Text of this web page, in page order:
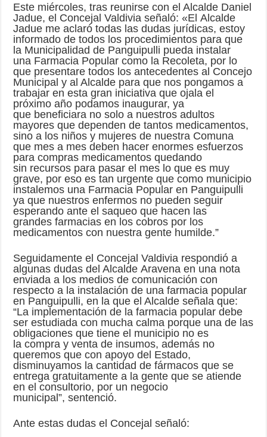
Este miércoles, tras reunirse con el Alcalde Daniel
Jadue, el Concejal Valdivia señaló: «El Alcalde
Jadue me aclaró todas las dudas jurídicas, estoy
informado de todos los procedimientos para que
la Municipalidad de Panguipulli pueda instalar
una Farmacia Popular como la Recoleta, por lo
que presentare todos los antecedentes al Concejo
Municipal y al Alcalde para que nos pongamos a
trabajar en esta gran iniciativa que ojala el
próximo año podamos inaugurar, ya
que beneficiara no solo a nuestros adultos
mayores que dependen de tantos medicamentos,
sino a los niños y mujeres de nuestra Comuna
que mes a mes deben hacer enormes esfuerzos
para compras medicamentos quedando
sin recursos para pasar el mes lo que es muy
grave, por eso es tan urgente que como municipio
instalemos una Farmacia Popular en Panguipulli
ya que nuestros enfermos no pueden seguir
esperando ante el saqueo que hacen las
grandes farmacias en los cobros por los
medicamentos con nuestra gente humilde.”
Seguidamente el Concejal Valdivia respondió a
algunas dudas del Alcalde Aravena en una nota
enviada a los medios de comunicación con
respecto a la instalación de una farmacia popular
en Panguipulli, en la que el Alcalde señala que:
“La implementación de la farmacia popular debe
ser estudiada con mucha calma porque una de las
obligaciones que tiene el municipio no es
la compra y venta de insumos, además no
queremos que con apoyo del Estado,
disminuyamos la cantidad de fármacos que se
entrega gratuitamente a la gente que se atiende
en el consultorio, por un negocio
municipal”, sentenció.
Ante estas dudas el Concejal señaló: